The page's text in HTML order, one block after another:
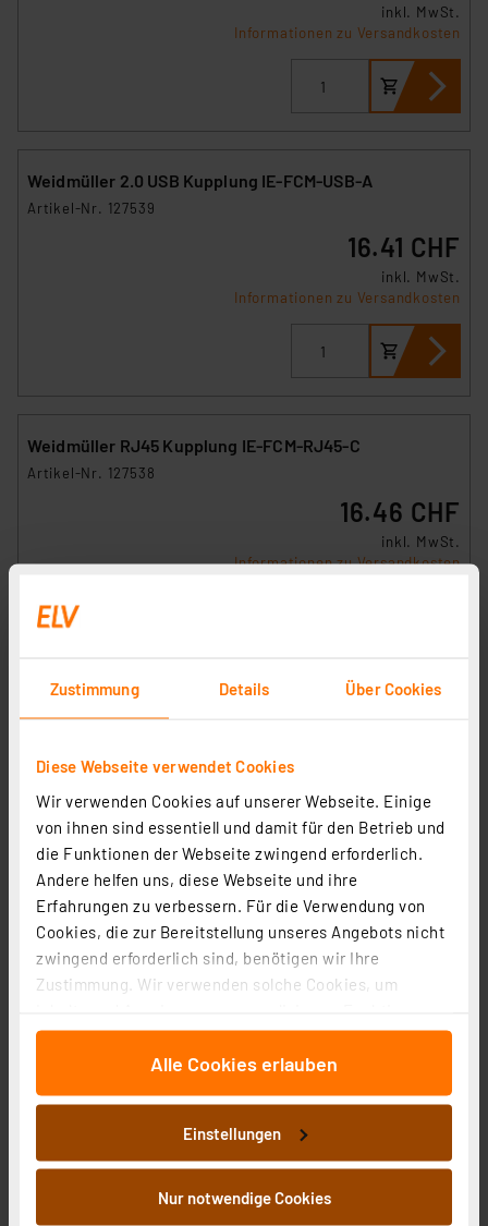
Zustimmung Details Über Cookies
Diese Webseite verwendet Cookies
Wir verwenden Cookies auf unserer Webseite. Einige
von ihnen sind essentiell und damit für den Betrieb und
die Funktionen der Webseite zwingend erforderlich.
Andere helfen uns, diese Webseite und ihre
Erfahrungen zu verbessern. Für die Verwendung von
Cookies, die zur Bereitstellung unseres Angebots nicht
zwingend erforderlich sind, benötigen wir Ihre
Zustimmung. Wir verwenden solche Cookies, um
für soziale Medien anbieten zu können und die Zugriffe
auf unsere Website zu analysieren. Außerdem geben
wir Informationen zu Ihrer Verwendung unserer Website
an unsere Partner für soziale Medien, Werbung und
Analysen weiter. Unsere Partner führen diese
Informationen möglicherweise mit weiteren Daten
zusammen, die Sie ihnen bereitgestellt haben oder die
sie im Rahmen Ihrer Nutzung der Dienste gesammelt
Alle Cookies erlauben
Einstellungen
Nur notwendige Cookies
inkl. MwSt.
Informationen zu Versandkosten
Weidmüller 2.0 USB Kupplung IE-FCM-USB-A
Artikel-Nr. 127539
16.41 CHF
inkl. MwSt.
Informationen zu Versandkosten
Weidmüller RJ45 Kupplung IE-FCM-RJ45-C
Artikel-Nr. 127538
16.46 CHF
inkl. MwSt.
Informationen zu Versandkosten
Delock Keystone RJ45-Buchse > LSA werkzeugfrei
Cat.6 UTP, grau
Artikel-Nr. 117096
3.82 CHF
inkl. MwSt.